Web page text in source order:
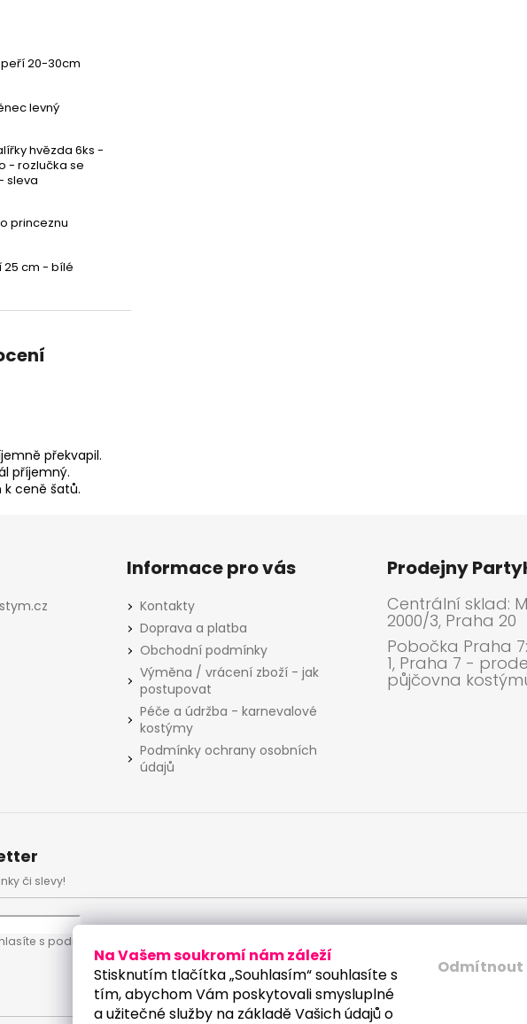
Na Vašem soukromí nám záleží
Stisknutím tlačítka „Souhlasím“ souhlasíte s
tím, abychom Vám poskytovali smysluplné
a užitečné služby na základě Vašich údajů o
Odmítnout
20-30cm
levný
hvězda 6ks -
- rozlučka se
sleva
princeznu
25 cm - bílé
z 5 hvězdiček.
překvapil.
příjemný.
k ceně šatů.
či slevy!
s podmínkami ochrany osobních údajů
Informace pro vás
Kontakty
Doprava a platba
Obchodní podmínky
Výměna / vrácení zboží - jak
postupovat
Péče a údržba - karnevalové
kostýmy
Podmínky ochrany osobních
údajů
Prodejny
Centrální sklad:
2000/3, Praha 20
Pobočka Praha
1, Praha 7 -
půjčovna